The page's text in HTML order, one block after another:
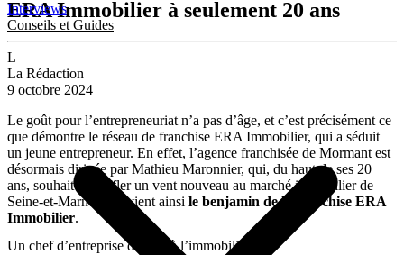
Interviews
Conseils et Guides
ERA Immobilier à seulement 20 ans
L
La Rédaction
9 octobre 2024
Le goût pour l’entrepreneuriat n’a pas d’âge, et c’est précisément ce
que démontre le réseau de franchise ERA Immobilier, qui a séduit
un jeune entrepreneur. En effet, l’agence franchisée de Mormant est
désormais dirigée par Mathieu Maronnier, qui, du haut de ses 20
ans, souhaite insuffler un vent nouveau au marché immobilier de
Seine-et-Marne. Il devient ainsi le benjamin de la franchise ERA
Immobilier.
Un chef d’entreprise destiné à l’immobilier